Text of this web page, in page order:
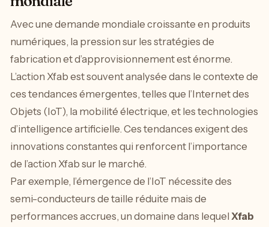
Avec une demande mondiale croissante en produits
numériques, la pression sur les stratégies de
fabrication et d’approvisionnement est énorme.
L’action Xfab est souvent analysée dans le contexte de
ces tendances émergentes, telles que l’Internet des
Objets (IoT), la mobilité électrique, et les technologies
d’intelligence artificielle. Ces tendances exigent des
innovations constantes qui renforcent l’importance
de l’action Xfab sur le marché.
Par exemple, l’émergence de l’IoT nécessite des
semi-conducteurs de taille réduite mais de
performances accrues, un domaine dans lequel Xfab